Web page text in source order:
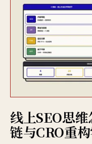
线上SEO思
链与CRO重